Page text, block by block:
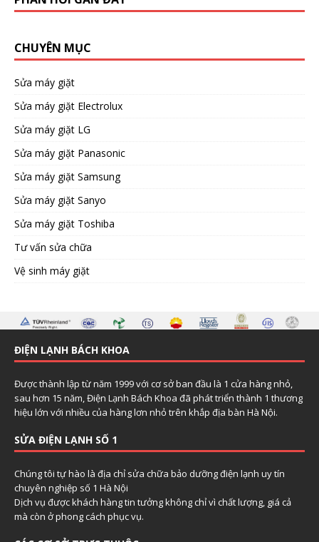
CHUYÊN MỤC
Sửa máy giặt
Sửa máy giặt Electrolux
Sửa máy giặt LG
Sửa máy giặt Panasonic
Sửa máy giặt Samsung
Sửa máy giặt Sanyo
Sửa máy giặt Toshiba
Tư vấn sửa chữa
Vệ sinh máy giặt
ĐIỆN LẠNH BÁCH KHOA
Được thành lập từ năm 1999 với cơ sở ban đầu là 1 cửa hàng nhỏ,
sau hơn 15 năm, Điện Lạnh Bách Khoa đã phát triển thành 1 thương
hiệu lớn với nhiều của hàng lơn nhỏ trên khắp địa bàn Hà Nội.
SỬA ĐIỆN LẠNH SỐ 1
Chúng tôi tự hào là địa chỉ sửa chữa bảo dưỡng điện lạnh uy tín
chuyên nghiệp số 1 Hà Nội
Dịch vụ được khách hàng tin tưởng không chỉ vì chất lượng, giá cả
mà còn ở phong cách phục vụ.